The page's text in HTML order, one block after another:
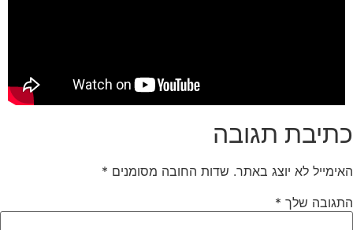
כתיבת תגובה
האימייל לא יוצג באתר. שדות החובה מסומנים *
התגובה שלך *